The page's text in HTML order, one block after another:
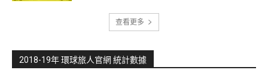
查看更多
2018-19年 環球旅人官網 統計數據